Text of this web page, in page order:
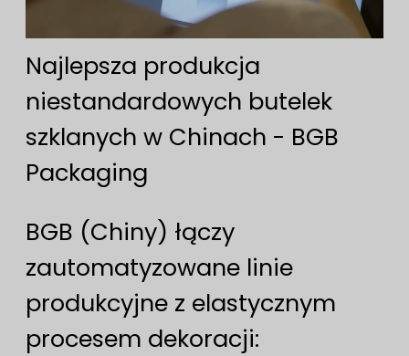
Najlepsza produkcja
niestandardowych butelek
szklanych w Chinach - BGB
Packaging
BGB (Chiny) łączy
zautomatyzowane linie
produkcyjne z elastycznym
procesem dekoracji: